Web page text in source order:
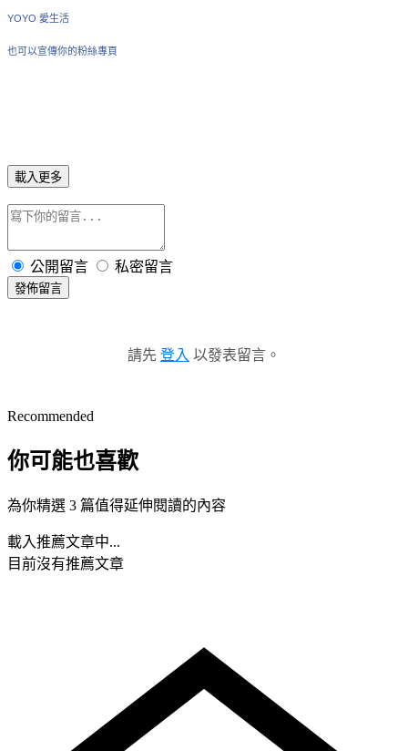
YOYO 愛生活
也可以宣傳你的粉絲專頁
載入更多
公開留言 私密留言
發佈留言
請先 登入 以發表留言。
Recommended
你可能也喜歡
為你精選 3 篇值得延伸閱讀的內容
載入推薦文章中...
目前沒有推薦文章